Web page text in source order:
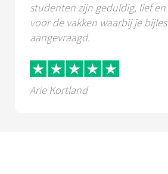
studenten zijn geduldig, lief
voor de vakken waarbij je
aangevraagd.
Arie Kortland